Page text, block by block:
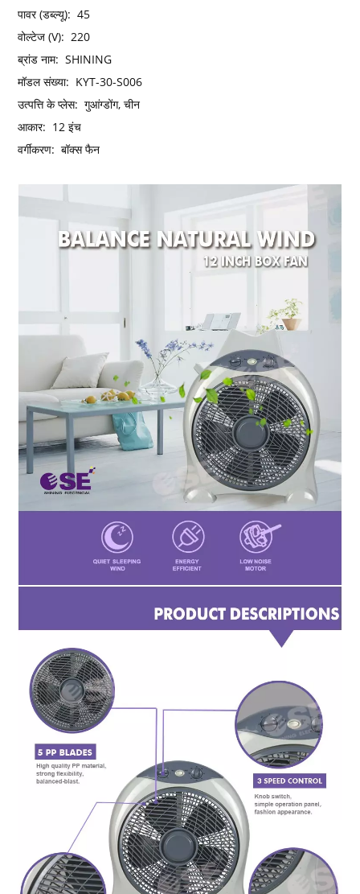
पावर (डब्ल्यू): 45
वोल्टेज (V): 220
ब्रांड नाम: SHINING
मॉडल संख्या: KYT-30-S006
उत्पत्ति के प्लेस: गुआंग्डोंग, चीन
आकार: 12 इंच
वर्गीकरण: बॉक्स फैन